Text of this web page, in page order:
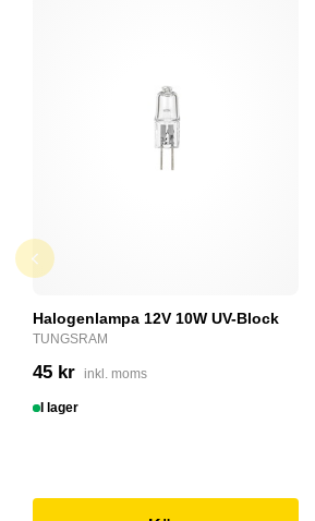
Halogenlampa 12V 10W UV-Block
TUNGSRAM
45 kr inkl. moms
I lager